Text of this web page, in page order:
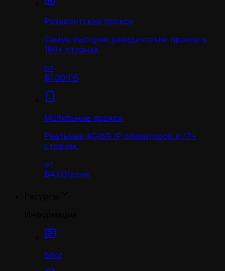
Резидентские прокси
Самые быстрые резидентские прокси в
190+ странах.
от
$1.00/ГБ
Мобильные прокси
Реальные 4G/5G IP операторов в 17+
странах.
от
$4.00/день
Блог